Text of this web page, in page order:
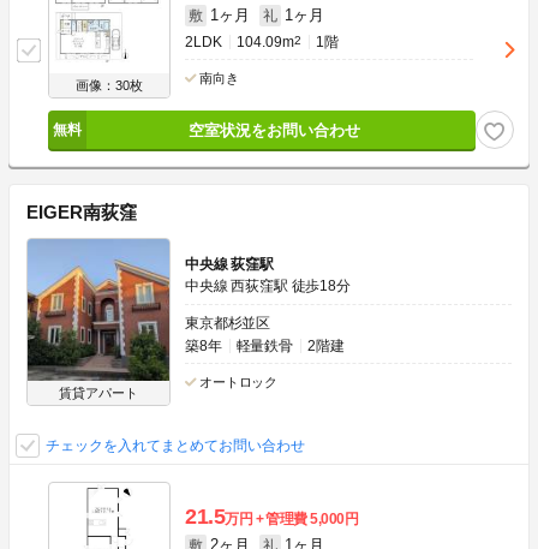
画像：30枚
敷 1ヶ月 礼 1ヶ月
2LDK 104.09m2 1階
南向き
空室状況をお問い合わせ
EIGER南荻窪
賃貸アパート
中央線 荻窪駅
中央線 西荻窪駅 徒歩18分
東京都杉並区
築8年
軽量鉄骨 2階建
オートロック
チェックを入れてまとめてお問い合わせ
21.5万円 管理費5,000円
敷 2ヶ月 礼 1ヶ月